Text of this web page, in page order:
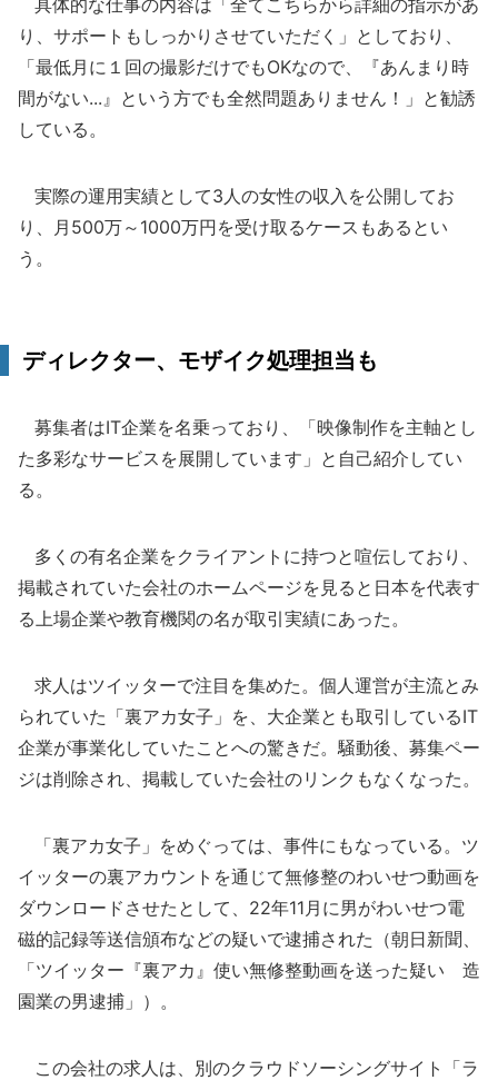
具体的な仕事の内容は「全てこちらから詳細の指示があ
り、サポートもしっかりさせていただく」としており、
「最低月に１回の撮影だけでもOKなので、『あんまり時
間がない...』という方でも全然問題ありません！」と勧誘
している。
実際の運用実績として3人の女性の収入を公開してお
り、月500万～1000万円を受け取るケースもあるとい
う。
ディレクター、モザイク処理担当も
募集者はIT企業を名乗っており、「映像制作を主軸とし
た多彩なサービスを展開しています」と自己紹介してい
る。
多くの有名企業をクライアントに持つと喧伝しており、
掲載されていた会社のホームページを見ると日本を代表す
る上場企業や教育機関の名が取引実績にあった。
求人はツイッターで注目を集めた。個人運営が主流とみ
られていた「裏アカ女子」を、大企業とも取引しているIT
企業が事業化していたことへの驚きだ。騒動後、募集ペー
ジは削除され、掲載していた会社のリンクもなくなった。
「裏アカ女子」をめぐっては、事件にもなっている。ツ
イッターの裏アカウントを通じて無修整のわいせつ動画を
ダウンロードさせたとして、22年11月に男がわいせつ電
磁的記録等送信頒布などの疑いで逮捕された（朝日新聞、
「ツイッター『裏アカ』使い無修整動画を送った疑い 造
園業の男逮捕」）。
この会社の求人は、別のクラウドソーシングサイト「ラ